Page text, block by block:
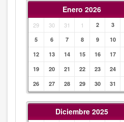
Enero 2026
29 30 31 1 2 3
5
6 7 8 9 10
12
13 14 15 16 17
19
20 21 22 23 24
26
27 28 29 30 31
Diciembre 2025